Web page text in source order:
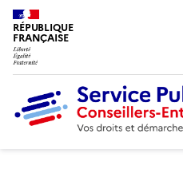
RÉPUBLIQUE
FRANÇAISE